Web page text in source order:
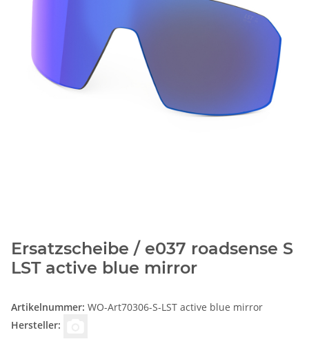
Ersatzscheibe / e037 roadsense S
LST active blue mirror
Artikelnummer: WO-Art70306-S-LST active blue mirror
Hersteller: